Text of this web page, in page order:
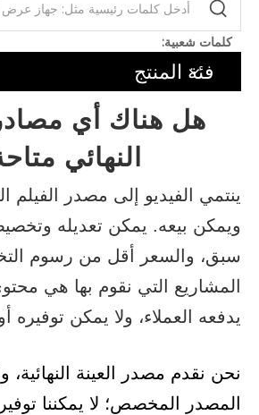
كلمات شعبية:
فئة المنتج
هل هناك أي
النهائي
ينتمي الفيديو إلى مصدر الفيلم
ويمكن بيعه. يمكن تعديله
سبق، والسعر أقل من رسوم
المشاريع التي نقوم بها هي
يدفعه العملاء، ولا يمكن توفيره
نحن نقدم مصدر العينة
المصدر المخصص؛ لا يمكننا